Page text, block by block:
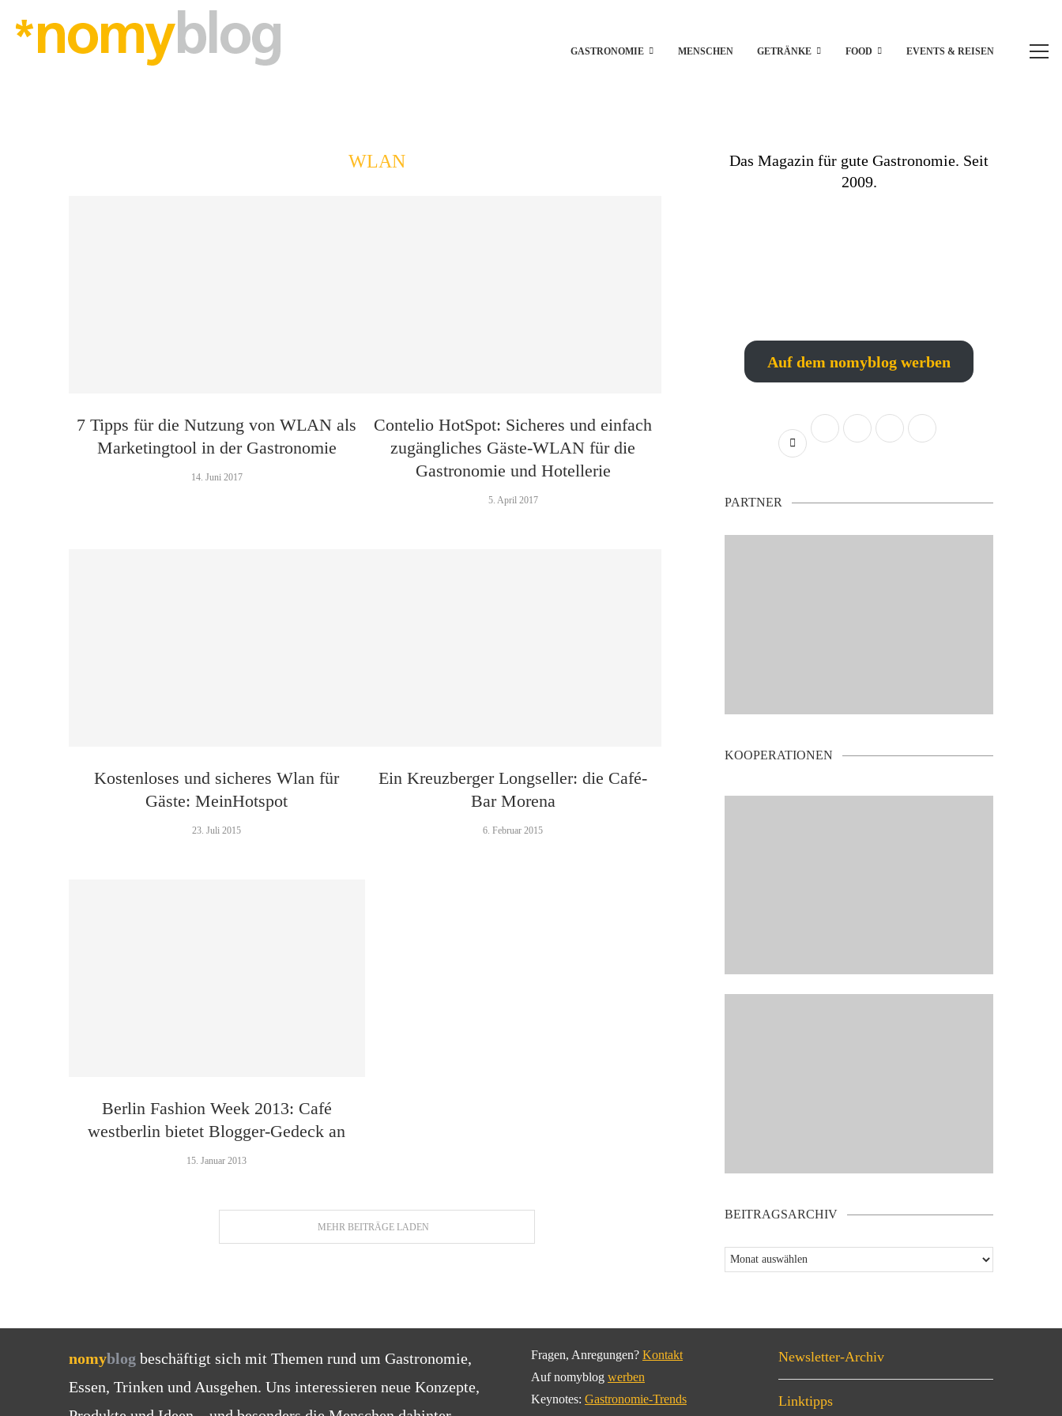
GASTRONOMIE MENSCHEN GETRÄNKE FOOD EVENTS & REISEN
WLAN
7 Tipps für die Nutzung von WLAN als
Marketingtool in der Gastronomie
14. Juni 2017
Contelio HotSpot: Sicheres und einfach
zugängliches Gäste-WLAN für die
Gastronomie und Hotellerie
5. April 2017
Kostenloses und sicheres Wlan für
Gäste: MeinHotspot
23. Juli 2015
Ein Kreuzberger Longseller: die Café-
Bar Morena
6. Februar 2015
Berlin Fashion Week 2013: Café
westberlin bietet Blogger-Gedeck an
15. Januar 2013
MEHR BEITRÄGE LADEN
Das Magazin für gute Gastronomie. Seit
2009.
Auf dem nomyblog werben
PARTNER
KOOPERATIONEN
BEITRAGSARCHIV
nomyblog beschäftigt sich mit Themen rund um Gastronomie,
Essen, Trinken und Ausgehen. Uns interessieren neue Konzepte,
Fragen, Anregungen? Kontakt
Auf nomyblog werben
Keynotes: Gastronomie-Trends
Newsletter-Archiv
Linktipps